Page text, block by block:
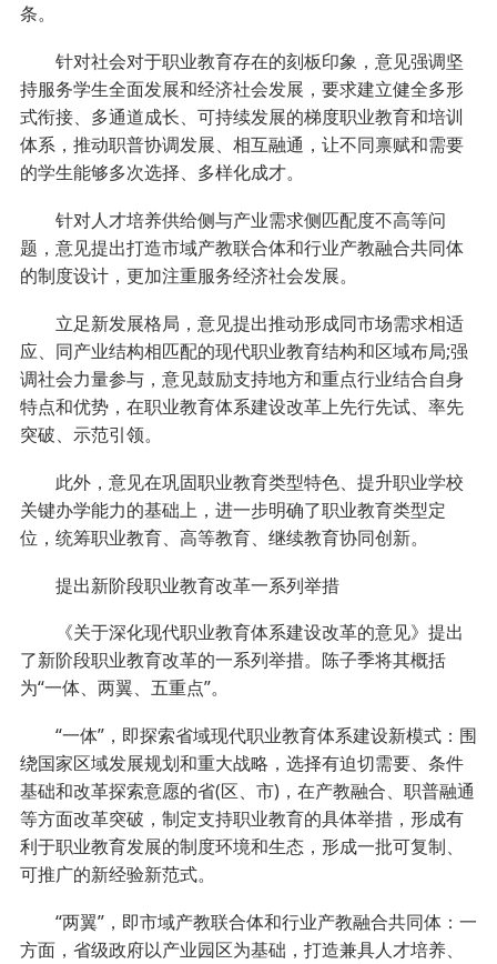
条。
针对社会对于职业教育存在的刻板印象，意见强调坚
持服务学生全面发展和经济社会发展，要求建立健全多形
式衔接、多通道成长、可持续发展的梯度职业教育和培训
体系，推动职普协调发展、相互融通，让不同禀赋和需要
的学生能够多次选择、多样化成才。
针对人才培养供给侧与产业需求侧匹配度不高等问
题，意见提出打造市域产教联合体和行业产教融合共同体
的制度设计，更加注重服务经济社会发展。
立足新发展格局，意见提出推动形成同市场需求相适
应、同产业结构相匹配的现代职业教育结构和区域布局;强
调社会力量参与，意见鼓励支持地方和重点行业结合自身
特点和优势，在职业教育体系建设改革上先行先试、率先
突破、示范引领。
此外，意见在巩固职业教育类型特色、提升职业学校
关键办学能力的基础上，进一步明确了职业教育类型定
位，统筹职业教育、高等教育、继续教育协同创新。
提出新阶段职业教育改革一系列举措
《关于深化现代职业教育体系建设改革的意见》提出
了新阶段职业教育改革的一系列举措。陈子季将其概括
为“一体、两翼、五重点”。
“一体”，即探索省域现代职业教育体系建设新模式：围
绕国家区域发展规划和重大战略，选择有迫切需要、条件
基础和改革探索意愿的省(区、市)，在产教融合、职普融通
等方面改革突破，制定支持职业教育的具体举措，形成有
利于职业教育发展的制度环境和生态，形成一批可复制、
可推广的新经验新范式。
“两翼”，即市域产教联合体和行业产教融合共同体：一
方面，省级政府以产业园区为基础，打造兼具人才培养、